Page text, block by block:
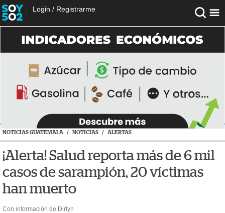
Login / Registrarme
NOTICIAS GUATEMALA / NOTICIAS / ALERTAS
¡Alerta! Salud reporta más de 6 mil
casos de sarampión, 20 víctimas
han muerto
Con información de Dirlyn